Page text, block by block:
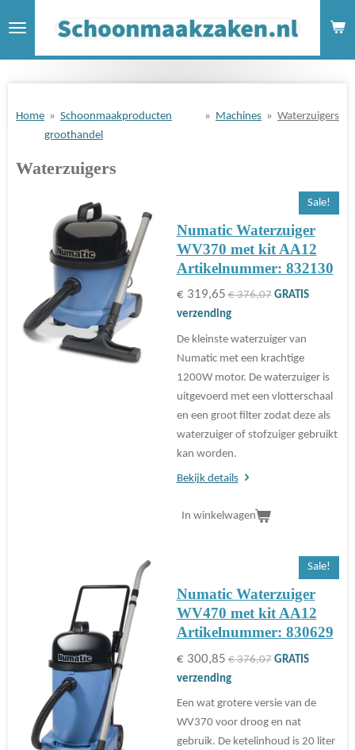
direct
Home » Schoonmaakproducten
groothandel
» Machines » Waterzuigers
Waterzuigers
Sale!
Numatic Waterzuiger
WV370 met kit AA12
Artikelnummer: 832130
€ 319,65 € 376,07 GRATIS
verzending
De kleinste waterzuiger van
Numatic met een krachtige
1200W motor. De waterzuiger is
uitgevoerd met een vlotterschaal
en een groot filter zodat deze als
waterzuiger of stofzuiger gebruikt
kan worden.
Bekijk details
In winkelwagen
Sale!
Numatic Waterzuiger
WV470 met kit AA12
Artikelnummer: 830629
€ 300,85 € 376,07 GRATIS
verzending
Een wat grotere versie van de
WV370 voor droog en nat
gebruik. De ketelinhoud is 20 liter